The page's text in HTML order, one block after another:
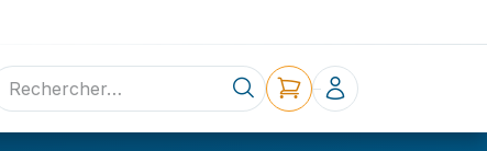
Contact